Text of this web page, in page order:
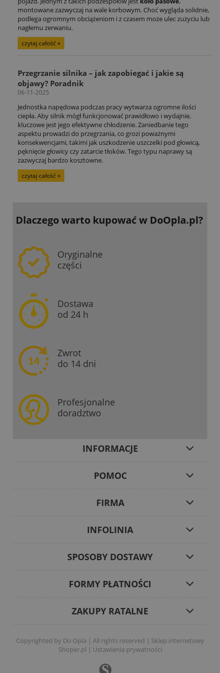
montowane zazwyczaj na wale korbowym. Choć wygląda solidnie,
podlega ogromnym obciążeniom i z czasem może ulec zużyciu lub
nagłemu zerwaniu.
czytaj całość »
Przegrzanie silnika – jak zapobiegać i jakie są
objawy? Poradnik
06-11-2025
Jednostka napędowa podczas pracy wytwarza ogromne ilości
ciepła. Aby silnik mógł funkcjonować prawidłowo i wydajnie,
kluczowe jest jego efektywne chłodzenie. Zaniedbanie tego
aspektu prowadzi do przegrzania, co grozi poważnymi
konsekwencjami, takimi jak uszkodzenie uszczelki pod głowicą,
pęknięcie głowicy czy zatarcie tłoków. Tego typu naprawy są
zazwyczaj bardzo kosztowne.
czytaj całość »
Dlaczego warto kupowaćw DoOpla.pl?
Oryginalne
części
Dostawa
od 24 h
Zwrot
do 14 dni
Profesjonalne
doradztwo
INFORMACJE
POMOC
FIRMA
INFOLINIA
SPOSOBY DOSTAWY
FORMY PŁATNOŚCI
ZAKUPY RATALNE
Copyrighted by Do Opla | All rights reserved | Sklep internetowy
Shoper.pl | Ustawienia prywatności